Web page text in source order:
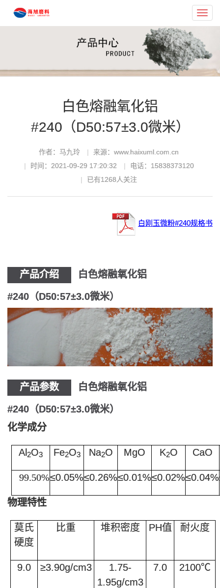
白色熔融氧化铝
#240（D50:57±3.0微米）
作者：马九玲
来源：www.haixuml.com.cn
时间：2021-09-29 17:20:32
电话：15838373120
已有1268人关注
白刚玉微粉#240规格书
产品介绍 白色熔融氧化铝
#240（D50:57±3.0微米）
产品参数 白色熔融氧化铝
#240（D50:57±3.0微米）
化学成分
Al2O3 Fe2O3 Na2O MgO K2O CaO
99.50%≤0.05%≤0.26%≤0.01%≤0.02%≤0.04%
物理特性
莫氏
硬度
比重 堆积密度 PH值 耐火度
9.0 ≥3.90g/cm3
1.75-
1.95g/cm3
7.0 2100℃